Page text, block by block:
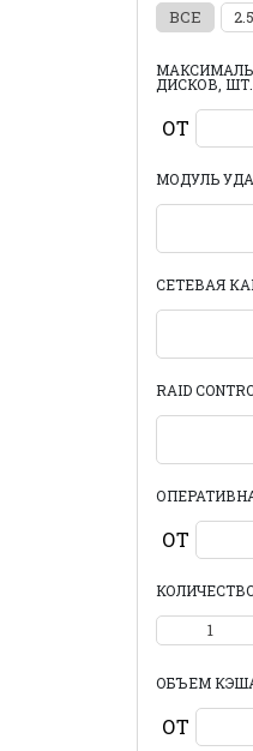
ВСЕ
ДИСКОВ, ШТ.
ОТ
МОДУЛЬ
СЕТЕВАЯ
RAID
ОТ
1
ОБЪЕМ
ОТ